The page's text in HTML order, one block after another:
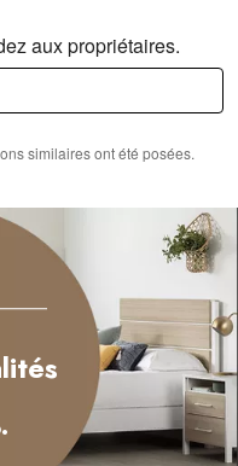
aux propriétaires.
similaires ont été posées.